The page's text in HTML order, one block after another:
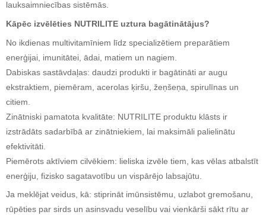
lauksaimniecības sistēmās.
Kāpēc izvēlēties NUTRILITE uztura bagātinātājus?
No ikdienas multivitamīniem līdz specializētiem preparātiem
enerģijai, imunitātei, ādai, matiem un nagiem.
Dabiskas sastāvdaļas: daudzi produkti ir bagātināti ar augu
ekstraktiem, piemēram, acerolas ķiršu, žeņšeņa, spirulīnas un
citiem.
Zinātniski pamatota kvalitāte: NUTRILITE produktu klāsts ir
izstrādāts sadarbībā ar zinātniekiem, lai maksimāli palielinātu
efektivitāti.
Piemērots aktīviem cilvēkiem: lieliska izvēle tiem, kas vēlas atbalstīt
enerģiju, fizisko sagatavotību un vispārējo labsajūtu.
Ja meklējat veidus, kā: stiprināt imūnsistēmu, uzlabot gremošanu,
rūpēties par sirds un asinsvadu veselību vai vienkārši sākt rītu ar